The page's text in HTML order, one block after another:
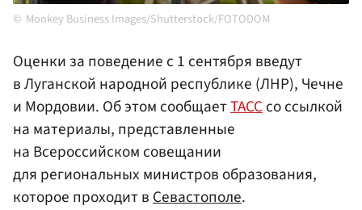
Monkey Business Images/Shutterstock/FOTODOM
Оценки за поведение с 1 сентября введут
в Луганской народной республике (ЛНР), Чечне
и Мордовии. Об этом сообщаетТАССсо ссылкой
на материалы, представленные
на Всероссийском совещании
для региональных министров образования,
которое проходит вСевастополе.